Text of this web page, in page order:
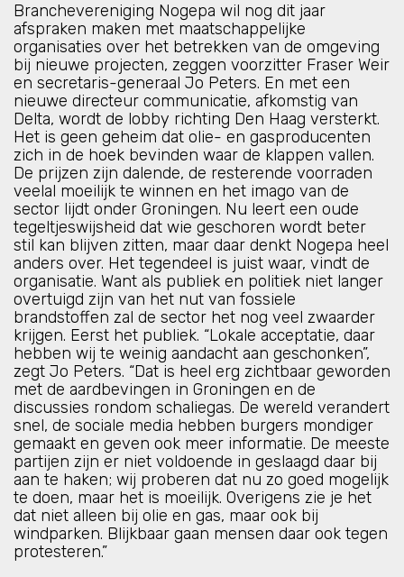
Branchevereniging Nogepa wil nog dit jaar
afspraken maken met maatschappelijke
organisaties over het betrekken van de omgeving
bij nieuwe projecten, zeggen voorzitter Fraser Weir
en secretaris-generaal Jo Peters. En met een
nieuwe directeur communicatie, afkomstig van
Delta, wordt de lobby richting Den Haag versterkt.
Het is geen geheim dat olie- en gasproducenten
zich in de hoek bevinden waar de klappen vallen.
De prijzen zijn dalende, de resterende voorraden
veelal moeilijk te winnen en het imago van de
sector lijdt onder Groningen. Nu leert een oude
tegeltjeswijsheid dat wie geschoren wordt beter
stil kan blijven zitten, maar daar denkt Nogepa heel
anders over. Het tegendeel is juist waar, vindt de
organisatie. Want als publiek en politiek niet langer
overtuigd zijn van het nut van fossiele
brandstoffen zal de sector het nog veel zwaarder
krijgen. Eerst het publiek. “Lokale acceptatie, daar
hebben wij te weinig aandacht aan geschonken”,
zegt Jo Peters. “Dat is heel erg zichtbaar geworden
met de aardbevingen in Groningen en de
discussies rondom schaliegas. De wereld verandert
snel, de sociale media hebben burgers mondiger
gemaakt en geven ook meer informatie. De meeste
partijen zijn er niet voldoende in geslaagd daar bij
aan te haken; wij proberen dat nu zo goed mogelijk
te doen, maar het is moeilijk. Overigens zie je het
dat niet alleen bij olie en gas, maar ook bij
windparken. Blijkbaar gaan mensen daar ook tegen
protesteren.”